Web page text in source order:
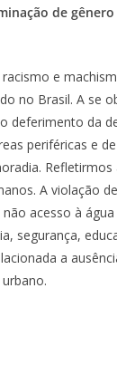
de
e
no Brasil. A se
da
periféricas e
A violação
acesso à
segurança,
a